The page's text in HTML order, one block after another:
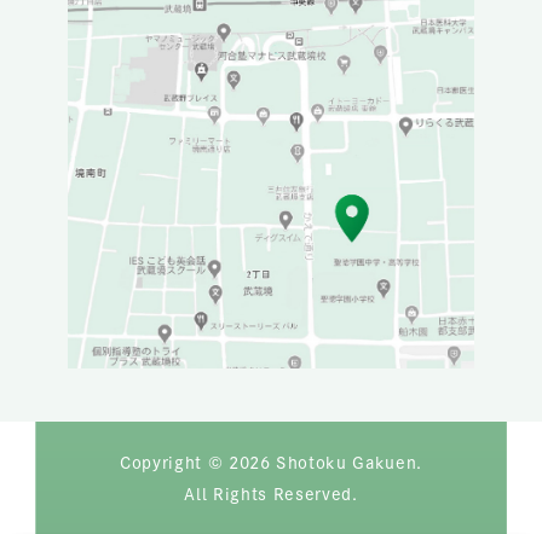
Copyright © 2026 Shotoku Gakuen.
All Rights Reserved.